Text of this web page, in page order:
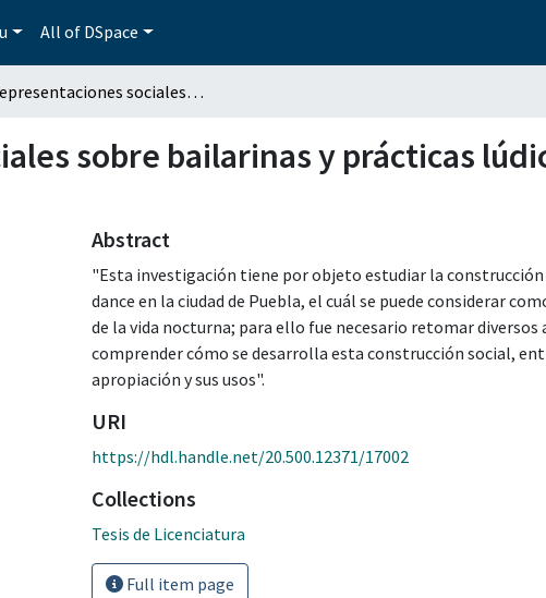
All of DSpace
Representaciones sociales sobre bailarinas y prácticas lúdicas y sexuales en el table dance
sobre bailarinas y prácticas
Abstract
"Esta investigación tiene por objeto estudiar la
dance en la ciudad de Puebla, el cuál se puede considerar
de la vida nocturna; para ello fue necesario retomar
comprender cómo se desarrolla esta construcción social,
apropiación y sus usos".
URI
https://hdl.handle.net/20.500.12371/17002
Collections
Tesis de Licenciatura
Full item page